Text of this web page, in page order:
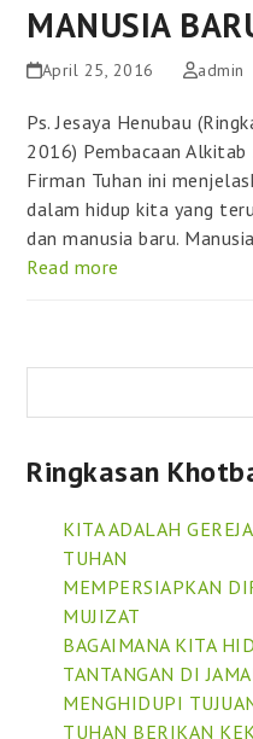
MANUSIA
April 25, 2016 admin
Ps. Jesaya Henubau
2016) Pembacaan
Firman Tuhan ini
dalam hidup kita yang
dan manusia baru.
Read more
Ringkasan
KITA ADALAH
TUHAN
MEMPERSIAPKAN
MUJIZAT
BAGAIMANA KITA
TANTANGAN DI
MENGHIDUPI
TUHAN BERIKAN